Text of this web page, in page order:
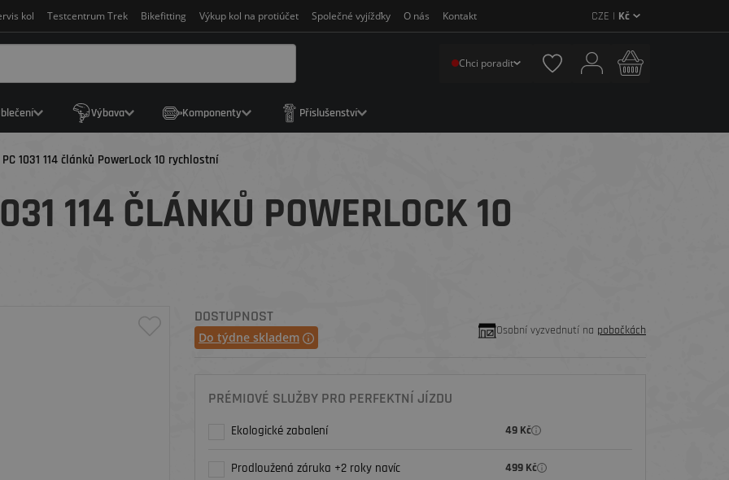
kol Testcentrum Trek Bikefitting Výkup kol na protiúčet Společné vyjížďky O nás Kontakt CZE | Kč
Chci poradit
Výbava Komponenty Příslušenství
PC 1031 114 článků PowerLock 10 rychlostní
114 ČLÁNKŮ POWERLOCK 10
DOSTUPNOST
Do týdne skladem Osobní vyzvednutí na pobočkách
PRÉMIOVÉ SLUŽBY PRO PERFEKTNÍ JÍZDU
Ekologické zabalení 49 Kč
Prodloužená záruka +2 roky navíc 499 Kč